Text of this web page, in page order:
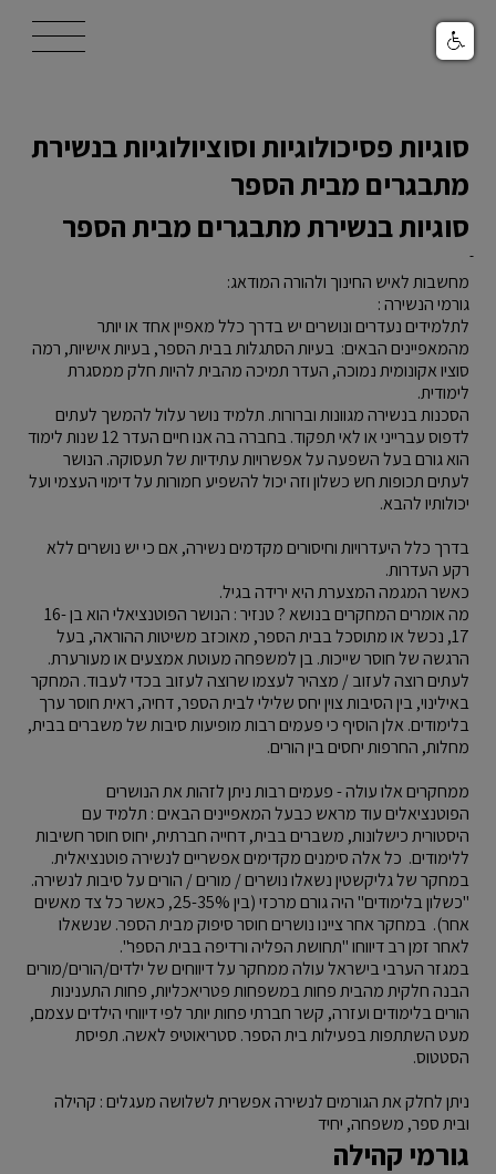
/templates/t4033/images/logo.svg
סוגיות פסיכולוגיות וסוציולוגיות בנשירת
מתבגרים מבית הספר
סוגיות בנשירת מתבגרים מבית הספר
מחשבות לאיש החינוך ולהורה המודאג:
גורמי הנשירה :
לתלמידים נעדרים ונושרים יש בדרך כלל מאפיין אחד או יותר
מהמאפיינים הבאים: בעיות הסתגלות בבית הספר, בעיות אישיות, רמה
סוציו אקונומית נמוכה, העדר תמיכה מהבית להיות חלק ממסגרת
לימודית.
הסכנות בנשירה מגוונות וברורות. תלמיד נושר עלול להמשך לעתים
לדפוס עברייני או לאי תפקוד. בחברה בה אנו חיים העדר 12 שנות לימוד
הוא גורם בעל השפעה על אפשרויות עתידיות של תעסוקה. הנושר
לעתים תכופות חש כשלון וזה יכול להשפיע חמורות על דימוי העצמי ועל
יכולותיו להבא.
בדרך כלל היעדרויות וחיסורים מקדמים נשירה, אם כי יש נושרים ללא
רקע העדרות.
כאשר המגמה המצערת היא ירידה בגיל.
מה אומרים המחקרים בנושא ? טנזיר : הנושר הפוטנציאלי הוא בן 16-
17, נכשל או מתוסכל בבית הספר, מאוכזב משיטות ההוראה, בעל
הרגשה של חוסר שייכות. בן למשפחה מעוטת אמצעים או מעורערת.
לעתים רוצה לעזוב / מצהיר לעצמו שרוצה לעזוב בכדי לעבוד. המחקר
באילינוי, בין הסיבות צוין יחס שלילי לבית הספר, דחיה, ראית חוסר ערך
בלימודים. אלן הוסיף כי פעמים רבות מופיעות סיבות של משברים בבית,
מחלות, החרפות יחסים בין הורים.
ממחקרים אלו עולה - פעמים רבות ניתן לזהות את הנושרים
הפוטנציאלים עוד מראש כבעל המאפיינים הבאים : תלמיד עם
היסטורית כישלונות, משברים בבית, דחייה חברתית, יחוס חוסר חשיבות
ללימודים. כל אלה סימנים מקדימים אפשריים לנשירה פוטנציאלית.
במחקר של גליקשטין נשאלו נושרים / מורים / הורים על סיבות לנשירה.
"כשלון בלימודים" היה גורם מרכזי (בין 25-35%, כאשר כל צד מאשים
אחר). במחקר אחר ציינו נושרים חוסר סיפוק מבית הספר. שנשאלו
לאחר זמן רב דיווחו "תחושת הפליה ורדיפה בבית הספר".
במגזר הערבי בישראל עולה ממחקר על דיווחים של ילדים/הורים/מורים
הבנה חלקית מהבית פחות במשפחות פטריאכליות, פחות התענינות
הורים בלימודים ועזרה, קשר חברתי פחות יותר לפי דיווחי הילדים עצמם,
מעט השתתפות בפעילות בית הספר. סטריאוטיפ לאשה. תפיסת
הסטטוס.
ניתן לחלק את הגורמים לנשירה אפשרית לשלושה מעגלים : קהילה
ובית ספר, משפחה, יחיד
גורמי קהילה